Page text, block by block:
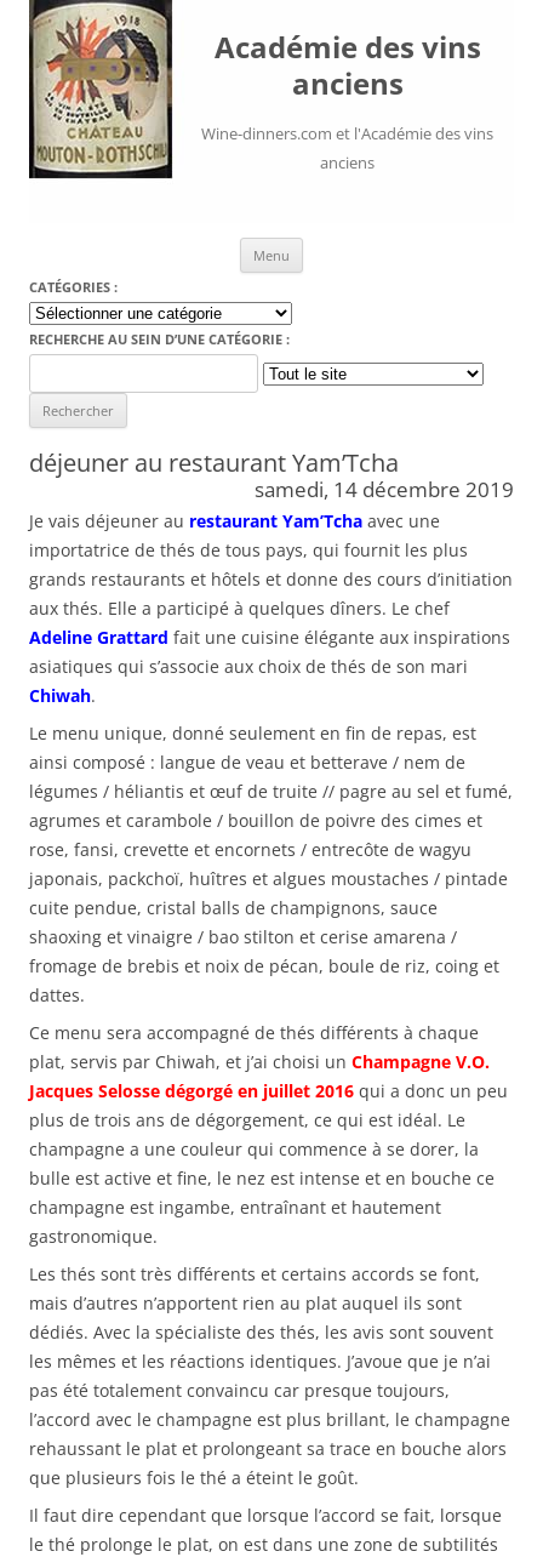
Académie des vins
anciens
Wine-dinners.com et l'Académie des vins
anciens
Menu
CATÉGORIES :
Catégories
:
RECHERCHE AU SEIN D’UNE CATÉGORIE :
for:
déjeuner au restaurant Yam’Tcha
samedi, 14 décembre 2019
Je vais déjeuner au restaurant Yam’Tcha avec une
importatrice de thés de tous pays, qui fournit les plus
grands restaurants et hôtels et donne des cours d’initiation
aux thés. Elle a participé à quelques dîners. Le chef
Adeline Grattard fait une cuisine élégante aux inspirations
asiatiques qui s’associe aux choix de thés de son mari
Chiwah.
Le menu unique, donné seulement en fin de repas, est
ainsi composé : langue de veau et betterave / nem de
légumes / héliantis et œuf de truite // pagre au sel et fumé,
agrumes et carambole / bouillon de poivre des cimes et
rose, fansi, crevette et encornets / entrecôte de wagyu
japonais, packchoï, huîtres et algues moustaches / pintade
cuite pendue, cristal balls de champignons, sauce
shaoxing et vinaigre / bao stilton et cerise amarena /
fromage de brebis et noix de pécan, boule de riz, coing et
dattes.
Ce menu sera accompagné de thés différents à chaque
plat, servis par Chiwah, et j’ai choisi un Champagne V.O.
Jacques Selosse dégorgé en juillet 2016 qui a donc un peu
plus de trois ans de dégorgement, ce qui est idéal. Le
champagne a une couleur qui commence à se dorer, la
bulle est active et fine, le nez est intense et en bouche ce
champagne est ingambe, entraînant et hautement
gastronomique.
Les thés sont très différents et certains accords se font,
mais d’autres n’apportent rien au plat auquel ils sont
dédiés. Avec la spécialiste des thés, les avis sont souvent
les mêmes et les réactions identiques. J’avoue que je n’ai
pas été totalement convaincu car presque toujours,
l’accord avec le champagne est plus brillant, le champagne
rehaussant le plat et prolongeant sa trace en bouche alors
que plusieurs fois le thé a éteint le goût.
Il faut dire cependant que lorsque l’accord se fait, lorsque
le thé prolonge le plat, on est dans une zone de subtilités